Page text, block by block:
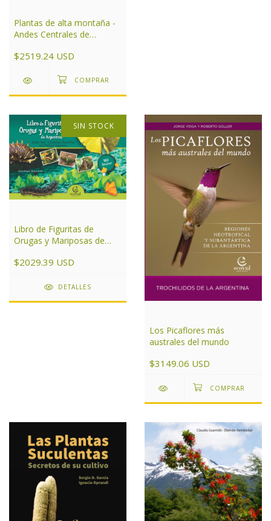
Plantas de alta montaña -
Andes Centrales de
$2519.24 USD
SIN STOCK
Libro de Figuritas de
Orugas y Mariposas de
$2029.39 USD
DETALLES
Los Picaflores más
australes del mundo
$3149.06 USD